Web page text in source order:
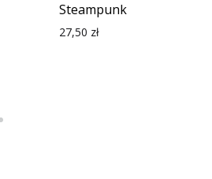
Steampunk
27,50 zł